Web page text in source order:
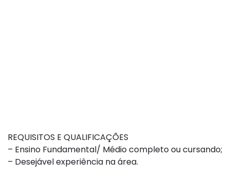
REQUISITOS E QUALIFICAÇÕES
– Ensino Fundamental/ Médio completo ou cursando;
– Desejável experiência na área.